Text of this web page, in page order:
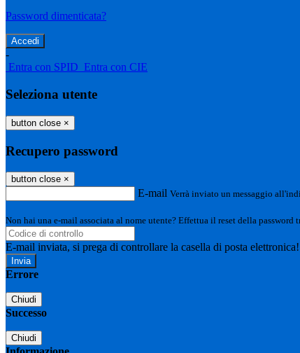
Password dimenticata?
-
Entra con SPID Entra con CIE
Seleziona utente
button close ×
Recupero password
button close ×
E-mail Verrà inviato un messaggio
Non hai una e-mail associata al nome utente? Effettua il reset della password
E-mail inviata, si prega di controllare la casella di posta elettronica!
Errore
Chiudi
Successo
Chiudi